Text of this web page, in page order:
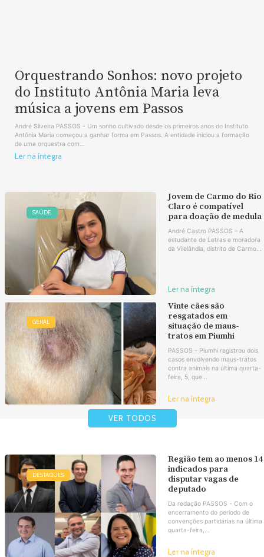
Orquestrando Sonhos: novo projeto
do Instituto Antônia Maria leva
música a jovens em Passos
André Silveira PASSOS - Um sonho cultivado desde os primeiros anos do Instituto
Antônia Maria começou a ganhar forma em Passos. A entidade iniciou a formação
de uma orquestra com...
Ler na íntegra
SAÚDE
Jovem de Carmo do Rio
Claro é compatível
para doação de medula
André Castro PASSOS – A
estudante de Letras e moradora
da Vilelândia, distrito de Carmo...
Ler na íntegra
GERAL
Vinte cães são
resgatados em
situação de maus-
tratos em Piumhi
PASSOS - Piumhi registrou dois
casos envolvendo maus-tratos
contra animais na última quarta-
feira, 5, que...
Ler na íntegra
VER TODOS
DESTAQUES
Região tem ao menos 14
indicados para
disputar vagas de
deputado
Da redação PASSOS - Com o
encerramento do período de
convenções partidárias na última
quarta-feira,...
Ler na íntegra